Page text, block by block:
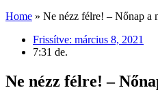
Home » Ne nézz félre! – Nőnap a
Frissítve: március 8, 2021
7:31 de.
Ne nézz félre! –